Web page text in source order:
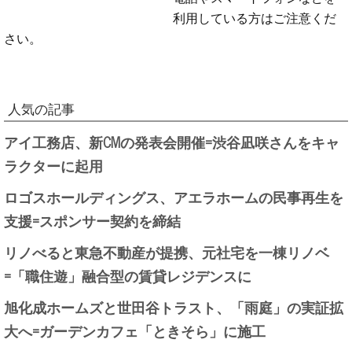
利用している方はご注意くだ
さい。
人気の記事
アイ工務店、新CMの発表会開催=渋谷凪咲さんをキャ
ラクターに起用
ロゴスホールディングス、アエラホームの民事再生を
支援=スポンサー契約を締結
リノべると東急不動産が提携、元社宅を一棟リノベ
=「職住遊」融合型の賃貸レジデンスに
旭化成ホームズと世田谷トラスト、「雨庭」の実証拡
大へ=ガーデンカフェ「ときそら」に施工